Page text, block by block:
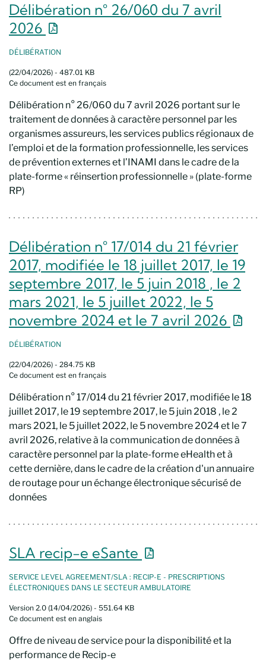
Délibération n° 26/060 du 7 avril
2026 Nouvelle fenêtre
DÉLIBÉRATION
(22/04/2026) - 487.01 KB
Ce document est en français
Délibération n° 26/060 du 7 avril 2026 portant sur le
traitement de données à caractère personnel par les
organismes assureurs, les services publics régionaux de
l’emploi et de la formation professionnelle, les services
de prévention externes et l’INAMI dans le cadre de la
plate-forme « réinsertion professionnelle » (plate-forme
RP)
Délibération n° 17/014 du 21 février
2017, modifiée le 18 juillet 2017, le 19
septembre 2017, le 5 juin 2018 , le 2
mars 2021, le 5 juillet 2022, le 5
novembre 2024 et le 7 avril 2026
DÉLIBÉRATION
(22/04/2026) - 284.75 KB
Ce document est en français
Délibération n° 17/014 du 21 février 2017, modifiée le 18
juillet 2017, le 19 septembre 2017, le 5 juin 2018 , le 2
mars 2021, le 5 juillet 2022, le 5 novembre 2024 et le 7
avril 2026, relative à la communication de données à
caractère personnel par la plate-forme eHealth et à
cette dernière, dans le cadre de la création d'un annuaire
de routage pour un échange électronique sécurisé de
données
SLA recip-e eSante Nouvelle fenêtre
SERVICE LEVEL AGREEMENT/SLA : RECIP-E - PRESCRIPTIONS
ÉLECTRONIQUES DANS LE SECTEUR AMBULATOIRE
Version 2.0 (14/04/2026) - 551.64 KB
Ce document est en anglais
Offre de niveau de service pour la disponibilité et la
performance de Recip-e